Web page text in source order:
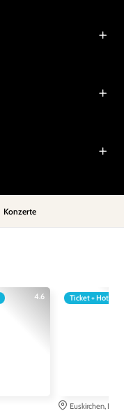
Konzerte
4.6 Ticket + Hotel
Euskirchen, DE